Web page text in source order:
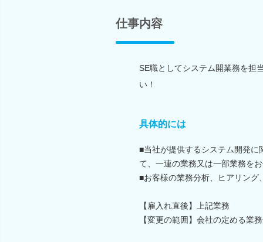
仕事内容
SE職としてシステム開業務を担
い！
具体的には
■当社が提供するシステム開発
て、一連の業務又は一部業務を
■お客様の業務分析、ヒアリン
【雇入れ直後】上記業務
【変更の範囲】会社の定める業